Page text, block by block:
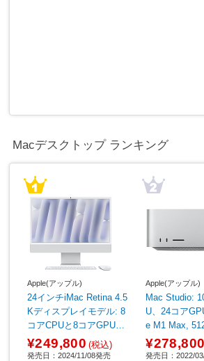
Macデスクトップ ランキング
Apple(アップル)
24インチiMac Retina 4.5
Kディスプレイモデル: 8
コアCPUと8コアGPUを
搭載したApple M4チッ
プ, 16GB, 256GB SSD -
¥249,800 (税込)
発売日：2024/11/08発売
Apple(アップル)
Mac Studio:
U、24コア
e M1 Max,
¥278,800
発売日：2022/